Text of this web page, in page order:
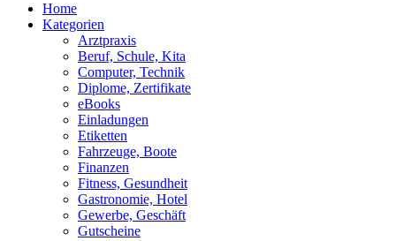
Home
Kategorien
Arztpraxis
Beruf, Schule, Kita
Computer, Technik
Diplome, Zertifikate
eBooks
Einladungen
Etiketten
Fahrzeuge, Boote
Finanzen
Fitness, Gesundheit
Gastronomie, Hotel
Gewerbe, Geschäft
Gutscheine